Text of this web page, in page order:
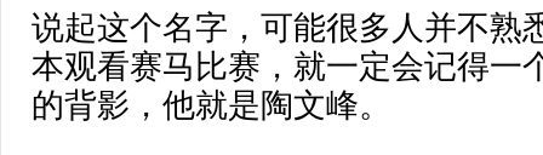
说起这个名字，可能很多人并不熟
本观看赛马比赛，就一定会记得一
的背影，他就是陶文峰。